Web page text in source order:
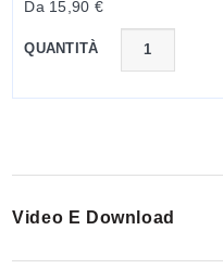
Da 15,90 €
QUANTITÀ
Video E Download